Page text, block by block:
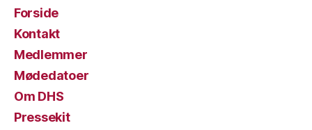
Forside
Kontakt
Medlemmer
Mødedatoer
Om DHS
Pressekit